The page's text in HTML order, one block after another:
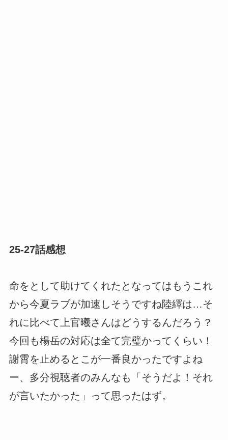
25-27話感想
命をとして助けてくれたとなってはもうこれ
から今夏ラブが加速しそうですね陸繹は…そ
れに比べて上官曦さんはどうするんだろう？
今回も楊岳の対応は全て完璧かってくらい！
謝霄を止めるとこが一番良かったですよね
ー、多分視聴者のみんなも「そうだよ！それ
が言いたかった」って思ったはず。